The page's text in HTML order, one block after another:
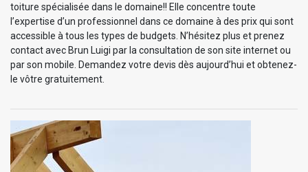
toiture spécialisée dans le domaine!! Elle concentre toute
l’expertise d’un professionnel dans ce domaine à des prix qui sont
accessible à tous les types de budgets. N’hésitez plus et prenez
contact avec Brun Luigi par la consultation de son site internet ou
par son mobile. Demandez votre devis dès aujourd’hui et obtenez-
le vôtre gratuitement.